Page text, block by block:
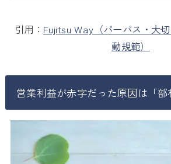
引用： Fujitsu Way（パーパス・大
動規範）
営業利益が赤字だった原因は「部